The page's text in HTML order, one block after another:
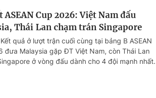
ASEAN Cup 2026: Việt Nam đấu
Thái Lan chạm trán Singapore
quả ở lượt trận cuối cùng tại bảng B ASEAN
đưa Malaysia gặp ĐT Việt Nam, còn Thái Lan
ở vòng đấu dành cho 4 đội mạnh nhất.